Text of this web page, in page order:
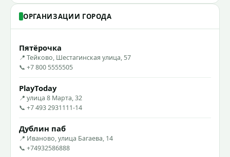
ОРГАНИЗАЦИИ ГОРОДА
Пятёрочка
📍 Тейково, Шестагинская улица, 57
📞 +7 800 5555505
PlayToday
📍 улица 8 Марта, 32
📞 +7 493 2931111-14
Дублин паб
📍 Иваново, улица Багаева, 14
📞 +74932586888